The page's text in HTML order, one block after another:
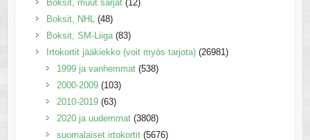
Boksit, muut sarjat (12)
Boksit, NHL (48)
Boksit, SM-Liiga (83)
Irtokortit jääkiekko (voit myös tarjota) (26981)
1999 ja vanhemmat (538)
2000-2009 (103)
2010-2019 (63)
2020 ja uudemmat (3808)
suomalaiset irtokortit (5676)